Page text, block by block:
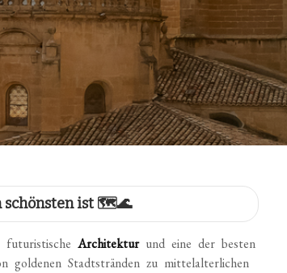
schönsten ist 🗺️🌊
futuristischeArchitekturund eine der besten
goldenen Stadtstränden zu mittelalterlichen